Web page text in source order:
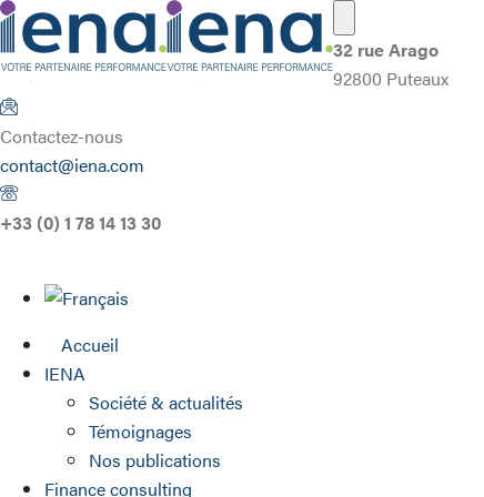
32 rue Arago
92800 Puteaux
Contactez-nous
contact@iena.com
+33 (0) 1 78 14 13 30
Accueil
IENA
Société & actualités
Témoignages
Nos publications
Finance consulting